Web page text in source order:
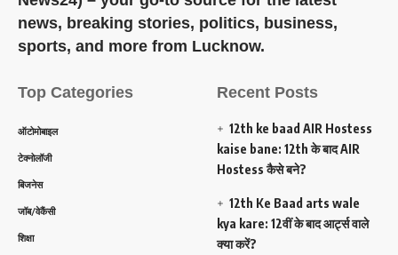
news, breaking stories, politics, business,
sports, and more from Lucknow.
Top Categories
ऑटोमोबाइल
टेक्नोलॉजी
बिजनेस
जॉब/वेकैंसी
शिक्षा
Recent Posts
12th ke baad AIR Hostess
kaise bane: 12th के बाद AIR
Hostess कैसे बने?
12th Ke Baad arts wale
kya kare: 12वीं के बाद आर्ट्स वाले
क्या करें?